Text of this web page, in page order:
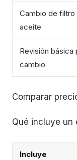
Cambio de filtro
aceite
Revisión básica
cambio
Comparar
Qué incluye un
Incluye